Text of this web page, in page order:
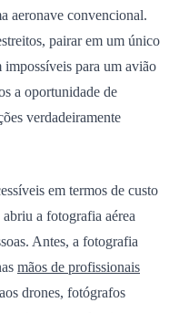
aeronave convencional.
pairar em um único
impossíveis para um avião
a oportunidade de
verdadeiramente
em termos de custo
a fotografia aérea
Antes, a fotografia
mãos de profissionais
drones, fotógrafos